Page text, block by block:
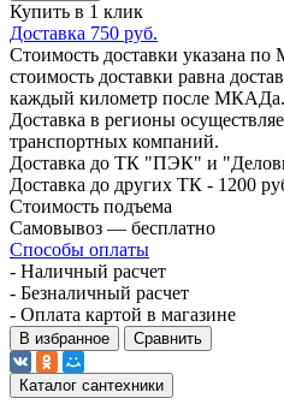
Купить в 1 клик
Доставка 750 руб.
Стоимость доставки указана
стоимость доставки равна
каждый километр после МКАДа.
Доставка в регионы
транспортных компаний.
Доставка до ТК "ПЭК" и
Доставка до других ТК - 1200
Стоимость подъема
Самовывоз — бесплатно
Способы оплаты
- Наличный расчет
- Безналичный расчет
- Оплата картой в магазине
В избранное Сравнить
Каталог сантехники